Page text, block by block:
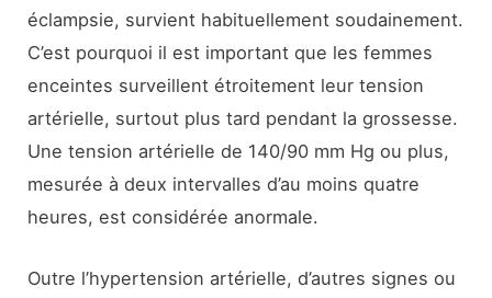
éclampsie, survient habituellement soudainement.
C’est pourquoi il est important que les femmes
enceintes surveillent étroitement leur tension
artérielle, surtout plus tard pendant la grossesse.
Une tension artérielle de 140/90 mm Hg ou plus,
mesurée à deux intervalles d’au moins quatre
heures, est considérée anormale.
Outre l’hypertension artérielle, d’autres signes ou